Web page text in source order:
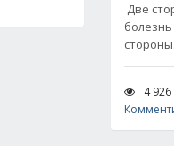
Две
стороны.
4 926